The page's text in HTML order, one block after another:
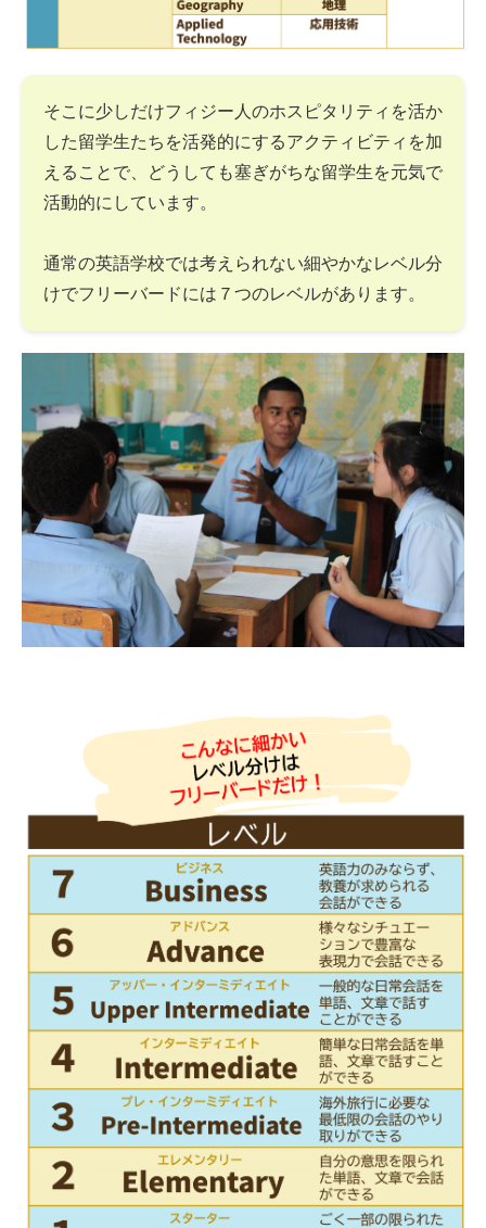
そこに少しだけフィジー人のホスピタリティを活か
した留学生たちを活発的にするアクティビティを加
えることで、どうしても塞ぎがちな留学生を元気で
活動的にしています。
通常の英語学校では考えられない細やかなレベル分
けでフリーバードには７つのレベルがあります。